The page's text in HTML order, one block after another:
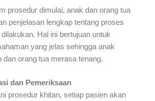
prosedur dimulai, anak dan orang tua
penjelasan lengkap tentang proses
Hal ini bertujuan untuk
yang jelas sehingga anak
dan orang tua merasa tenang.
dan Pemeriksaan
prosedur khitan, setiap pasien akan